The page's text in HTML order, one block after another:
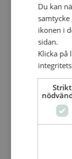
Mindre
Du kan
ikonen i
sidan.
Klicka på
Strikt